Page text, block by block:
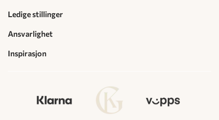
Ledige stillinger
Ansvarlighet
Inspirasjon